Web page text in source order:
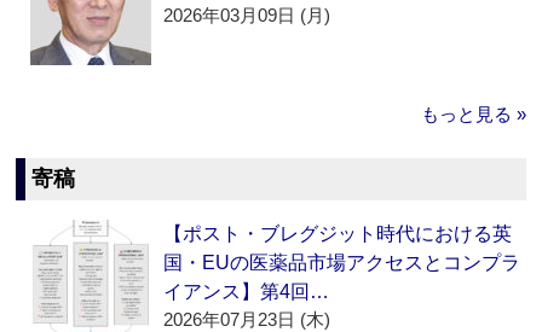
2026年03月09日 (月)
もっと見る »
寄稿
【ポスト・ブレグジット時代における英
国・EUの医薬品市場アクセスとコンプラ
イアンス】第4回…
2026年07月23日 (木)